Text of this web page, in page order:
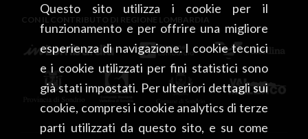
Questo sito utilizza i cookie per il
funzionamento e per offrire una migliore
esperienza di navigazione. I cookie tecnici
e i cookie utilizzati per fini statistici sono
già stati impostati. Per ulteriori dettagli sui
cookie, compresi i cookie analytics di terze
parti utilizzati da questo sito, e su come
CON IL CONTRIBUTO DI REGIONE LOMBARDIA